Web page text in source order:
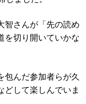
さんが「先の読め
を切り開いていかな
んだ参加者らが久
どして楽しんでいま